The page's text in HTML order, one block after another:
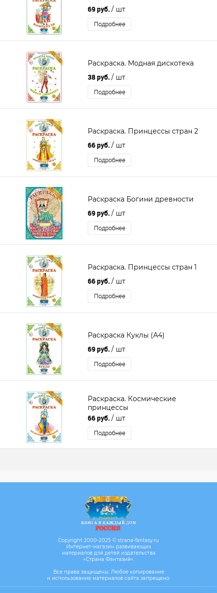
69 руб. / шт
Подробнее
Раскраска. Модная дискотека
38 руб. / шт
Подробнее
Раскраска. Принцессы стран 2
66 руб. / шт
Подробнее
Раскраска Богини древности
69 руб. / шт
Подробнее
Раскраска. Принцессы стран 1
66 руб. / шт
Подробнее
Раскраска Куклы (А4)
69 руб. / шт
Подробнее
Раскраска. Космические
принцессы
66 руб. / шт
Подробнее
Copyright 2000-2025 © strana-fantasy.ru
Интернет-магазин развивающих
материалов для детей издательства
«Страна Фантазий».
Все права защищены. Любое копирование
и использование материалов сайта запрещено.